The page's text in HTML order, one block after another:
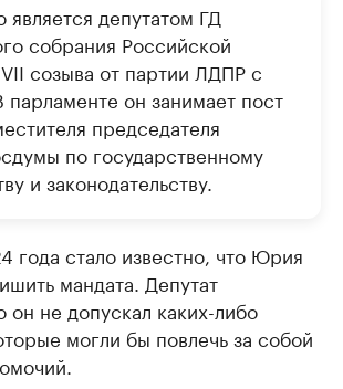
депутатом ГД
собрания Российской
созыва от партии ЛДПР с
парламенте он занимает пост
председателя
по государственному
и законодательству.
года стало известно, что Юрия
мандата. Депутат
он не допускал каких-либо
могли бы повлечь за собой